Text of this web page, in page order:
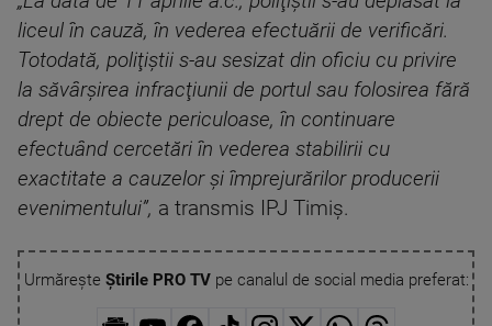
liceul în cauză, în vederea efectuării de verificări.
Totodată, poliţiştii s-au sesizat din oficiu cu privire
la săvârşirea infracţiunii de portul sau folosirea fără
drept de obiecte periculoase, în continuare
efectuând cercetări în vederea stabilirii cu
exactitate a cauzelor şi împrejurărilor producerii
evenimentului”, a transmis IPJ Timiş.
Urmărește Știrile PRO TVpe canalul de social media preferat: